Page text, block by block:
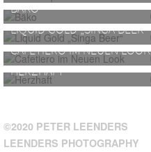
BÄKO
LIQUID GOLD „SINGA BEER“
CAFETIERO IM NEUEN LOOK
HERZHAFT
©2020 PETER LEENDERS
LEENDERS PHOTOGRAPHY